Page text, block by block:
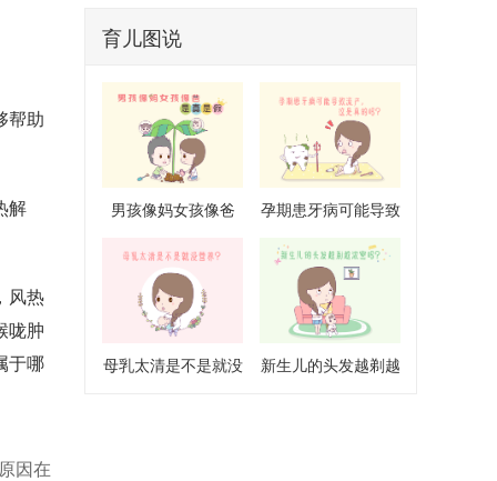
帮助
解
风热
咙肿
于哪
因在
育儿图说
男孩像妈女孩像爸
孕期患牙病可能导致
流产是真的吗
母乳太清是不是就没
新生儿的头发越剃越